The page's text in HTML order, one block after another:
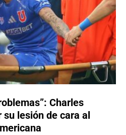
Charles
lesión de cara al